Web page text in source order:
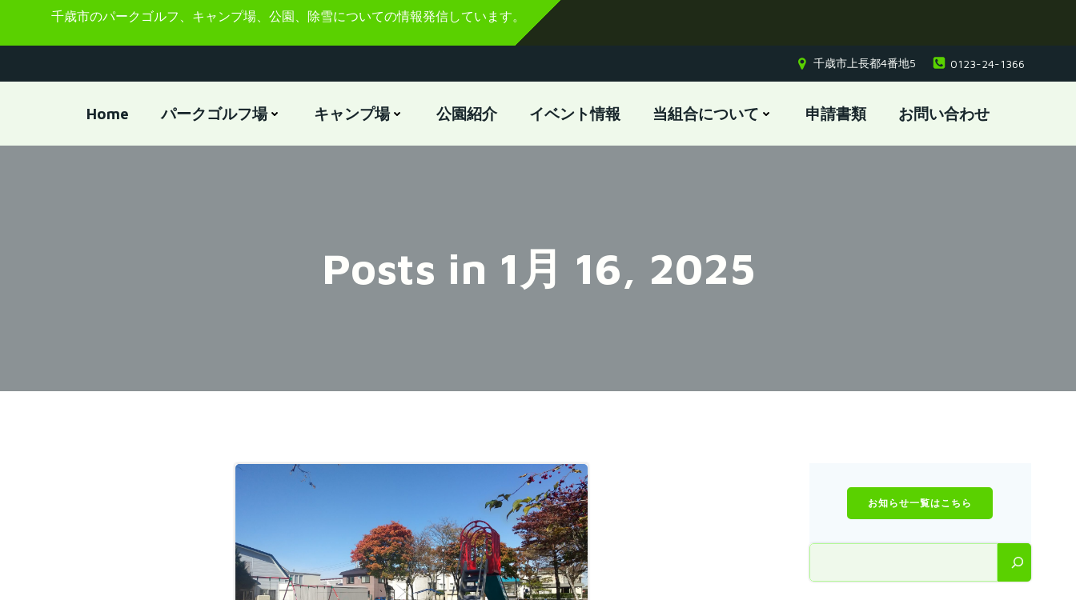
テ
ツ
キ
千歳市のパークゴルフ、キャンプ場、公園、除雪についての情報発信しています。
千歳市上長都4番地5 0123-24-1366
Home パークゴルフ場 キャンプ場 公園紹介 イベント情報 当組合について 申請書類 お問い合わせ
Posts in 1月 16, 2025
お知らせ一覧はこちら